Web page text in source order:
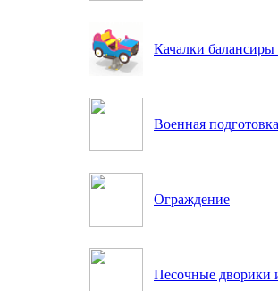
Качалки
Военная подготовка
Ограждение
Песочные дворики